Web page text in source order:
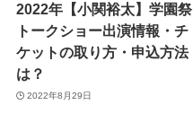
2022年【小関裕太】学園祭
トークショー出演情報・チ
ケットの取り方・申込方法
は？
2022年8月29日